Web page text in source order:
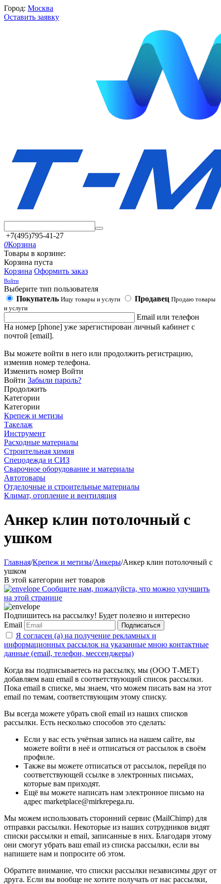
Город: Москва
Оставить заявку
+7(495)795-41-27
0Корзина
Товары в корзине:
Корзина пуста
Корзина Оформить заказ
Войти
Выберите тип пользователя
Покупатель Ищу товары и услуги Продавец Продаю товары
и услуги
Email или телефон
На номер [phone] уже зарегистирован личный кабинет с
почтой [email].
Вы можете войти в него или продолжить регистрацию,
изменив номер телефона.
Изменить номер Войти
Войти Забыли пароль?
Продолжить
Категории
Категории
Крепеж и метизы
Такелаж
Инструмент
Расходные материалы
Строительная химия
Спецодежда и СИЗ
Сварочное оборудование и материалы
Автотовары
Отделочные и строительные материалы
Климат, отопление и вентиляция
Анкер клин потолочный с
ушком
Главная/Крепеж и метизы/Анкеры/Анкер клин потолочный с
ушком
В этой категории нет товаров
Сообщите нам, пожалуйста, что можно улучшить
на этой странице
Подпишитесь на рассылку! Будет полезно и интересно
Email
Подписаться
Я согласен (а) на получение рекламных и
информационных рассылок на указанные мною контактные
данные (email, телефон, мессенджеры)
Когда вы подписываетесь на рассылку, мы (ООО Т-МЕТ)
добавляем ваш email в соответствующий список рассылки.
Пока email в списке, мы знаем, что можем писать вам на этот
email по темам, соответствующим этому списку.
Вы всегда можете убрать свой email из наших списков
рассылки. Есть несколько способов это сделать:
Если у вас есть учётная запись на нашем сайте, вы
можете войти в неё и отписаться от рассылок в своём
профиле.
Также вы можете отписаться от рассылок, перейдя по
соответствующей ссылке в электронных письмах,
которые вам приходят.
Ещё вы можете написать нам электронное письмо на
адрес marketplace@mirkrepega.ru.
Мы можем использовать сторонний сервис (MailChimp) для
отправки рассылки. Некоторые из наших сотрудников видят
списки рассылки и email, записанные в них. Благодаря этому
они смогут убрать ваш email из списка рассылки, если вы
напишете нам и попросите об этом.
Обратите внимание, что списки рассылки независимы друг от
друга. Если вы вообще не хотите получать от нас рассылки,